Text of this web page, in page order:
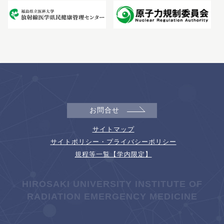
お問合せ
サイトマップ
サイトポリシー・プライバシーポリシー
規程等一覧【学内限定】
HIROSAKI UNIVERSITY INSTITUTE OF
RADIATION EMERGENCY MEDICINE